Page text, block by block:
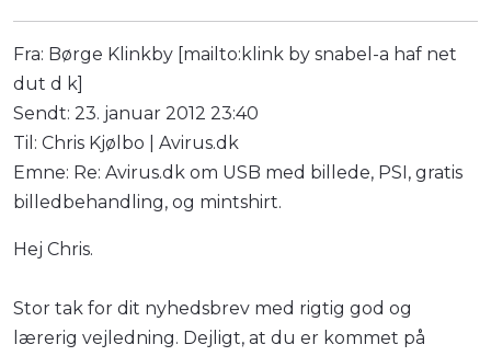
Fra: Børge Klinkby [mailto:klink by snabel-a haf net
dut d k]
Sendt: 23. januar 2012 23:40
Til: Chris Kjølbo | Avirus.dk
Emne: Re: Avirus.dk om USB med billede, PSI, gratis
billedbehandling, og mintshirt.
Hej Chris.
Stor tak for dit nyhedsbrev med rigtig god og
lærerig vejledning. Dejligt, at du er kommet på